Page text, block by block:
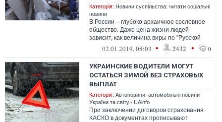
Категорія: Новини суспільства: читати соціальні
новини
В России – глубоко архаичное сословное
общество. Даже цена жизни людей
зависит, как величина виры по "Русской
правде", от места погибшего в
02.01.2019, 08:03 • 2432 • 0
УКРАИНСКИЕ ВОДИТЕЛИ МОГУТ
ОСТАТЬСЯ ЗИМОЙ БЕЗ СТРАХОВЫХ
ВЫПЛАТ
Категорія: Автоновини: автомобільні новини
України та світу.- UAinfo
При заключении договоров страхования
КАСКО в документах прописывают